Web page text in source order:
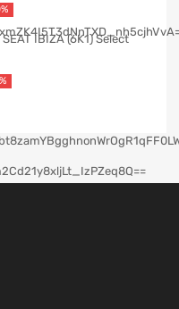
IBIZA (6K1) Select